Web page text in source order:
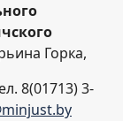
Горка,
8(01713) 3-